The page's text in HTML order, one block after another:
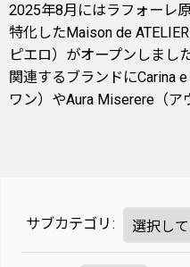
2025年8月にはラフォーレ
特化したMaison de
ピエロ）⁡がオープンしました
関連するブランドにCarina
ワン）やAura Miserere（ア
サブカテゴリ :